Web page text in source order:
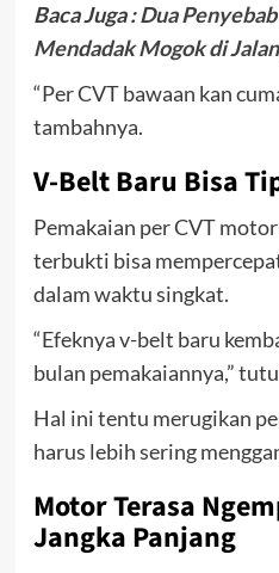
Baca Juga :Dua
Mendadak Mogok di
“Per CVT bawaan kan
tambahnya.
V-Belt Baru Bisa
Pemakaian per CVT
terbukti bisa
dalam waktu singkat.
“Efeknya v-belt baru
bulan pemakaiannya,”
Hal ini tentu merugikan
harus lebih sering
Motor Terasa
Jangka Panjang